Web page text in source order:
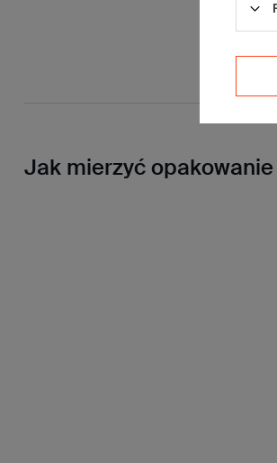
Jak mierzyć opakowanie